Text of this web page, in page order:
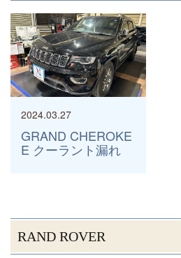
GRAND CHEROKE
E クーラント漏れ
2024.03.27
RAND ROVER